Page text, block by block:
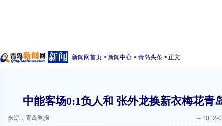
新闻网首页 > 新闻中心 > 青岛头条 > 正文
中能客场0:1负人和 张外龙换新衣梅花青
来源：青岛晚报 -- 2012-